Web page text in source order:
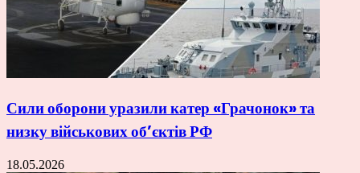
Сили оборони уразили катер «Грачонок» та
низку військових об’єктів РФ
18.05.2026